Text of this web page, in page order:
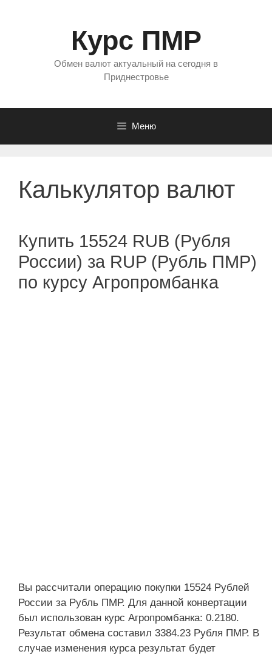
Курс ПМР
Обмен валют актуальный на сегодня в
Приднестровье
Меню
Калькулятор валют
Купить 15524 RUB (Рубля
России) за RUP (Рубль ПМР)
по курсу Агропромбанка
Вы рассчитали операцию покупки 15524 Рублей
России за Рубль ПМР. Для данной конвертации
был использован курс Агропромбанка: 0.2180.
Результат обмена составил 3384.23 Рубля ПМР. В
случае изменения курса результат будет